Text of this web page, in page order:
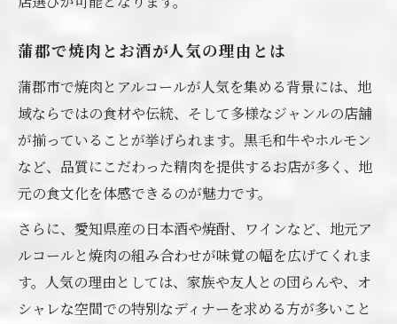
焼肉の味を最大限に引き出すお酒選び
蒲郡市で味わう焼肉と酒の新提案
蒲郡で焼肉とお酒が人気の理由とは
蒲郡市で焼肉とアルコールが人気を集める背景には、地
域ならではの食材や伝統、そして多様なジャンルの店舗
が揃っていることが挙げられます。黒毛和牛やホルモン
など、品質にこだわった精肉を提供するお店が多く、地
元の食文化を体感できるのが魅力です。
さらに、愛知県産の日本酒や焼酎、ワインなど、地元ア
ルコールと焼肉の組み合わせが味覚の幅を広げてくれま
す。人気の理由としては、家族や友人との団らんや、オ
シャレな空間での特別なディナーを求める方が多いこと